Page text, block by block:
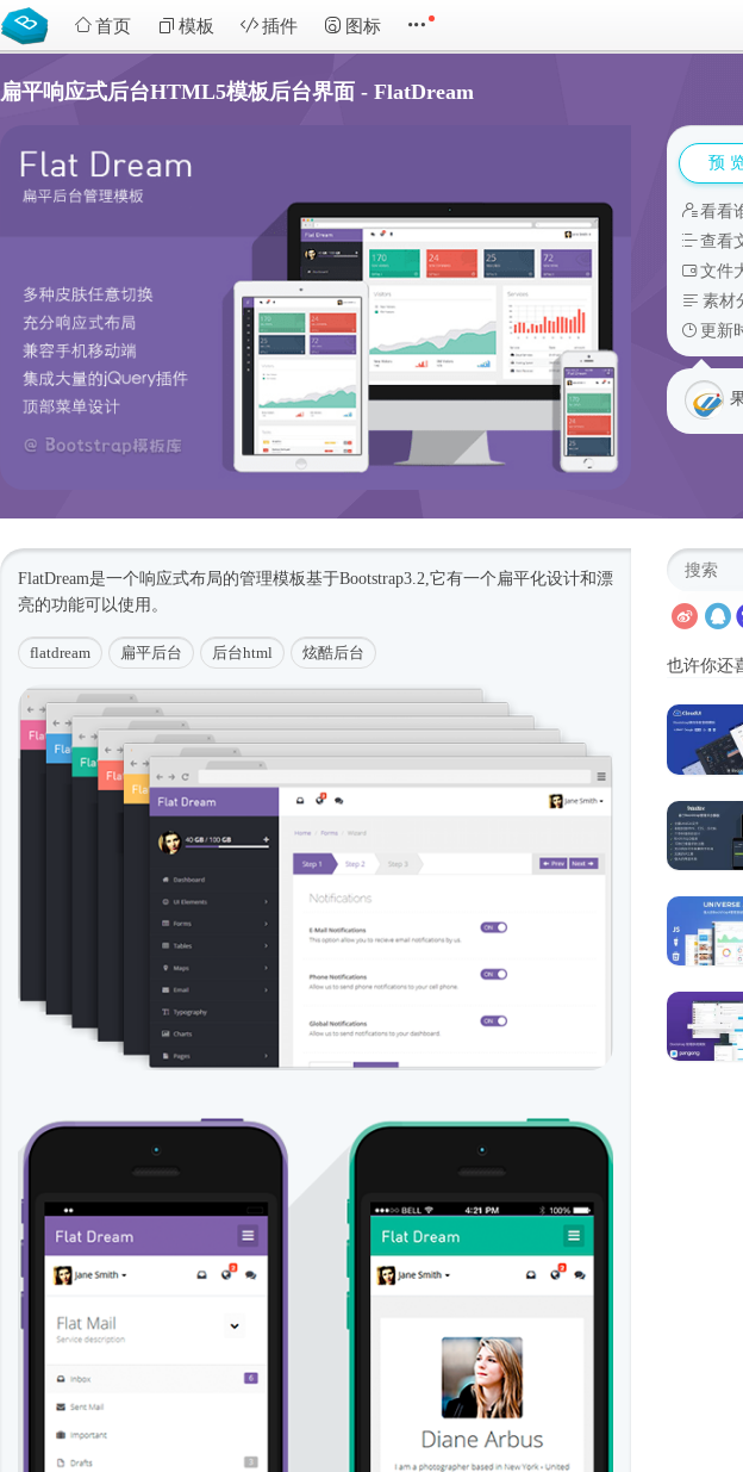
首页 模板 插件 图标
扁平响应式后台HTML5模板后台界面 - FlatDream
预
看看
查看
文件
素材
更新
FlatDream是一个响应式布局的管理模板基于Bootstrap3.2,它有一个扁平化设计和漂
亮的功能可以使用。
flatdream 扁平后台 后台html 炫酷后台
也许你还